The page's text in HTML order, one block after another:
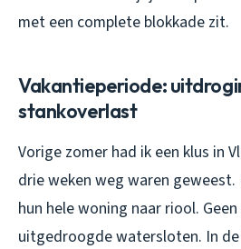
met een complete blokkade zit.
Vakantieperiode:
stankoverlast
Vorige zomer had ik een klus in
drie weken weg waren
hun hele woning naar riool.
uitgedroogde watersloten. In